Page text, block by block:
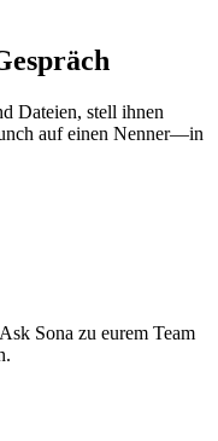
Dateien, stell ihnen
auf einen Nenner—in
Sona zu eurem Team